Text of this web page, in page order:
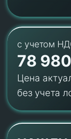
с учетом
78
Цена
без учета